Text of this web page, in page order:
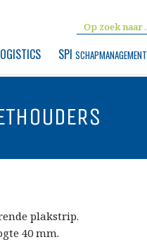
SPI SCHAPMANAGEMENT
plakstrip.
40 mm.